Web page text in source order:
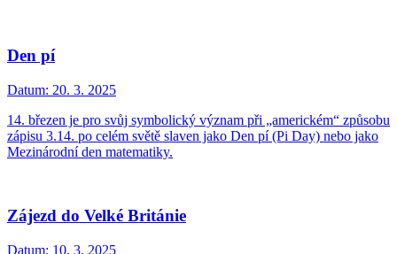
Den pí
Datum: 20. 3. 2025
14. březen je pro svůj symbolický význam při „americkém“ způsobu
zápisu 3.14. po celém světě slaven jako Den pí (Pi Day) nebo jako
Mezinárodní den matematiky.
Zájezd do Velké Británie
Datum: 10. 3. 2025